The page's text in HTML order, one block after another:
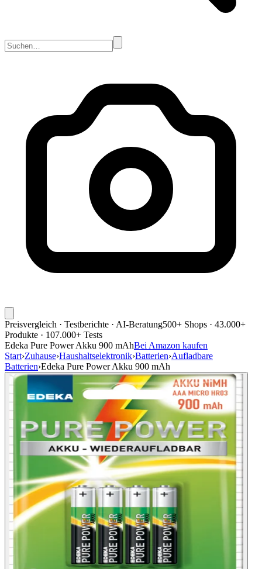
Preisvergleich · Testberichte · AI-Beratung500+ Shops · 43.000+
Produkte · 107.000+ Tests
Edeka Pure Power Akku 900 mAhBei Amazon kaufen
Start›Zuhause›Haushaltselektronik›Batterien›Aufladbare
Batterien›Edeka Pure Power Akku 900 mAh